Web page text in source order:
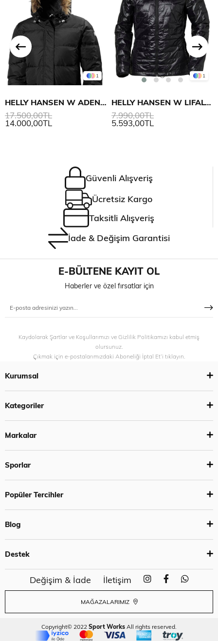
1
HELLY HANSEN W ADEN DOWN PARKA
14.000,00TL
17.500,00TL
1
HELLY HANSEN W LIFALOFT INSULATOR MONT
5.593,00TL
7.990,00TL
Güvenli Alışveriş
Ücretsiz Kargo
Taksitli Alışveriş
İade & Değişim Garantisi
E-BÜLTENE KAYIT OL
Haberler ve özel fırsatlar için
Kaydolarak Şartlar ve Koşullarımızı ve Gizlilik Politikamızı kabul etmiş
olursunuz.
Çıkmak için e-postalarımızdaki Aboneliği İptal Et’i tıklayın.
Kurumsal
Kategoriler
Markalar
Sporlar
Popüler Tercihler
Blog
Destek
Değişim & İade İletişim
MAĞAZALARIMIZ
Copyright© 2022 Sport Works All rights reserved.